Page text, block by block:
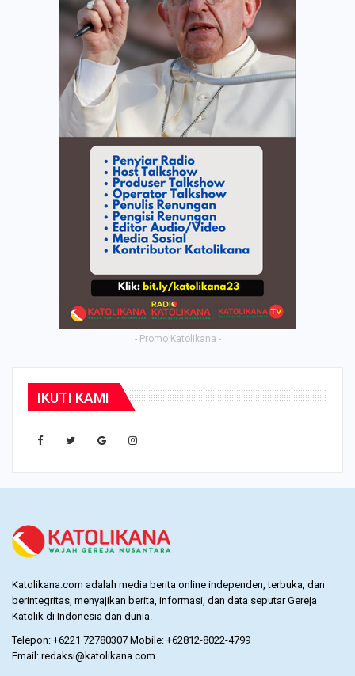
- Promo Katolikana -
IKUTI KAMI
Katolikana.com adalah media berita online independen, terbuka, dan
berintegritas, menyajikan berita, informasi, dan data seputar Gereja
Katolik di Indonesia dan dunia.
Telepon: +6221 72780307 Mobile: +62812-8022-4799
Email: redaksi@katolikana.com